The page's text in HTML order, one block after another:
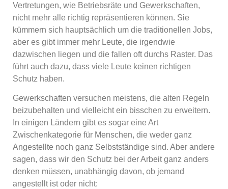
Vertretungen, wie Betriebsräte und Gewerkschaften,
nicht mehr alle richtig repräsentieren können. Sie
kümmern sich hauptsächlich um die traditionellen Jobs,
aber es gibt immer mehr Leute, die irgendwie
dazwischen liegen und die fallen oft durchs Raster. Das
führt auch dazu, dass viele Leute keinen richtigen
Schutz haben.
Gewerkschaften versuchen meistens, die alten Regeln
beizubehalten und vielleicht ein bisschen zu erweitern.
In einigen Ländern gibt es sogar eine Art
Zwischenkategorie für Menschen, die weder ganz
Angestellte noch ganz Selbstständige sind. Aber andere
sagen, dass wir den Schutz bei der Arbeit ganz anders
denken müssen, unabhängig davon, ob jemand
angestellt ist oder nicht: